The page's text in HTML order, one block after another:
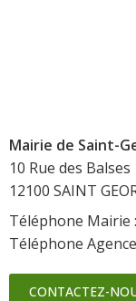
Mairie de Saint-
10 Rue des Balses
12100 SAINT
Téléphone Mairie :
Téléphone
CONTACTEZ-